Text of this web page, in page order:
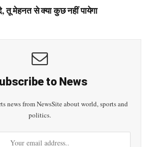
तू मेहनत से क्या कुछ नहीं पायेगा
to News
news from NewsSite about world, sports and
politics.